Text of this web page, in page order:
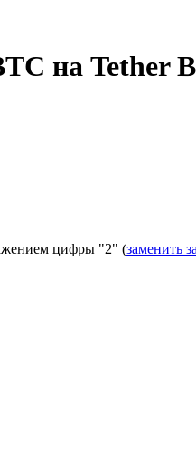
на Tether
цифры "2" (заменить